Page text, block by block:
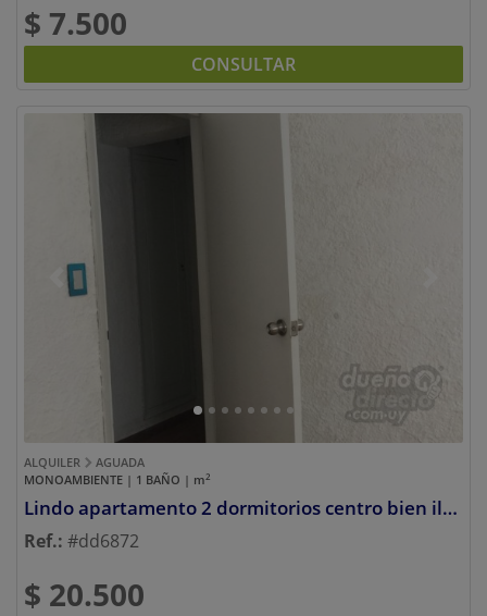
$ 7.500
CONSULTAR
Previous
ALQUILER
AGUADA
MONOAMBIENTE | 1 BAÑO | m2
Lindo apartamento 2 dormitorios centro bien iluminado 4o piso
Ref.: #dd6872
$ 20.500